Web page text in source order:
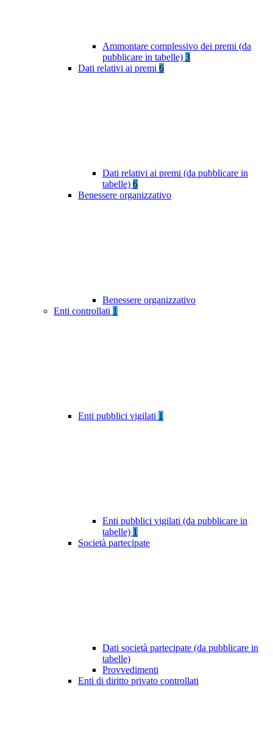
Ammontare complessivo dei premi (da
pubblicare in tabelle) 3
Dati relativi ai premi 6
Dati relativi ai premi (da pubblicare in
tabelle) 6
Benessere organizzativo
Benessere organizzativo
Enti controllati 1
Enti pubblici vigilati 1
Enti pubblici vigilati (da pubblicare in
tabelle) 1
Società partecipate
Dati società partecipate (da pubblicare in
tabelle)
Provvedimenti
Enti di diritto privato controllati